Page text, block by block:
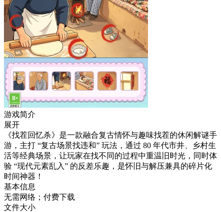
游戏简介
展开
《找茬回忆杀》是一款融合复古情怀与趣味找茬的休闲解谜手
游，主打 “复古场景找违和” 玩法，通过 80 年代市井、乡村生
活等经典场景，让玩家在找不同的过程中重温旧时光，同时体
验 “现代元素乱入” 的反差乐趣，是怀旧与解压兼具的碎片化
时间神器！
基本信息
无需网络；付费下载
文件大小